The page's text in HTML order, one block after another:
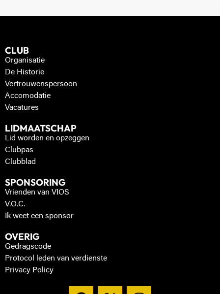
CLUB
Organisatie
De Historie
Vertrouwenspersoon
Accomodatie
Vacatures
LIDMAATSCHAP
Lid worden en opzeggen
Clubpas
Clubblad
SPONSORING
Vrienden van VIOS
V.O.C.
Ik weet een sponsor
OVERIG
Gedragscode
Protocol leden van verdienste
Privacy Policy